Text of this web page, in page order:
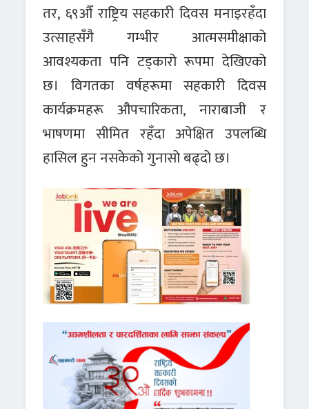
तर, ६९औँ राष्ट्रिय सहकारी दिवस मनाइरहँदा
उत्साहसँगै गम्भीर आत्मसमीक्षाको
आवश्यकता पनि टड्कारो रूपमा देखिएको
छ। विगतका वर्षहरूमा सहकारी दिवस
कार्यक्रमहरू औपचारिकता, नाराबाजी र
भाषणमा सीमित रहँदा अपेक्षित उपलब्धि
हासिल हुन नसकेको गुनासो बढ्दो छ।